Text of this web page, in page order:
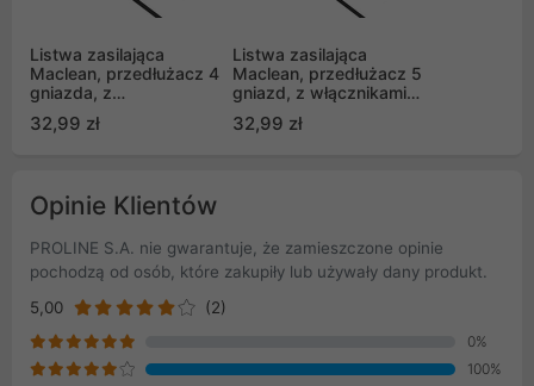
Listwa zasilająca
Maclean, przedłużacz 4
gniazda, z
wyłącznikiem, czarny,
2300W, 5m, MCE182
32,99 zł
Listwa zasilająca
Maclean, przedłużacz 5
gniazd, z włącznikami,
multikolor,
250VAC/10A, 1.5m,
32,99 zł
Opinie Klientów
PROLINE S.A. nie gwarantuje, że zamieszczone opinie
pochodzą od osób, które zakupiły lub używały dany produkt.
5,00
(2)
0%
100%